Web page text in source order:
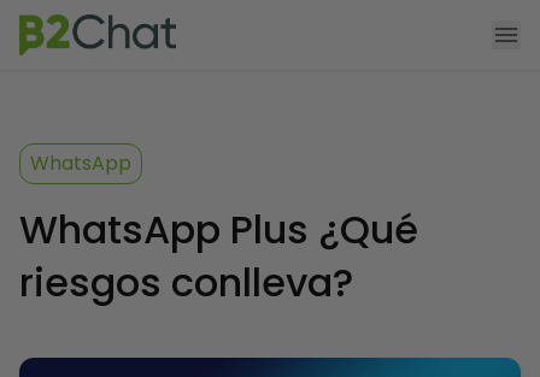
Producto
Precios
App Shopify
WhatsApp
WhatsApp Plus ¿Qué
riesgos conlleva?